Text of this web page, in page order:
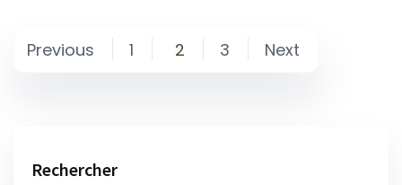
Posts
Previous 1 2 3 Next
Rechercher